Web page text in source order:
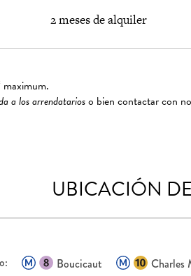
2 meses de alquiler
a los arrendatarioso bien contactar con
UBICACIÓN
Boucicaut Charles